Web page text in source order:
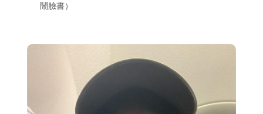
鬧臉書）